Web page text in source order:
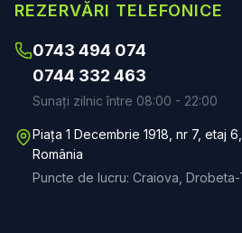
REZERVĂRI TELEFONICE
0743 494 074
0744 332 463
Sunați zilnic între 08:00 - 22:00
Piața 1 Decembrie 1918, nr 7, etaj
România
Puncte de lucru: Craiova,